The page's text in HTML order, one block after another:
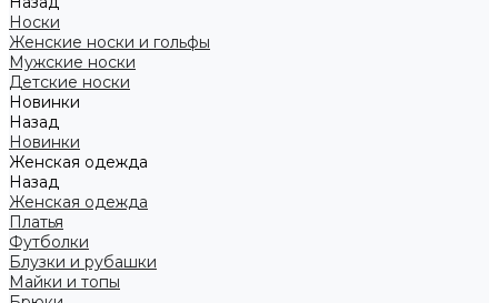
Носки
Женские носки и гольфы
Мужские носки
Детские носки
Новинки
Назад
Новинки
Женская одежда
Назад
Женская одежда
Платья
Футболки
Блузки и рубашки
Майки и топы